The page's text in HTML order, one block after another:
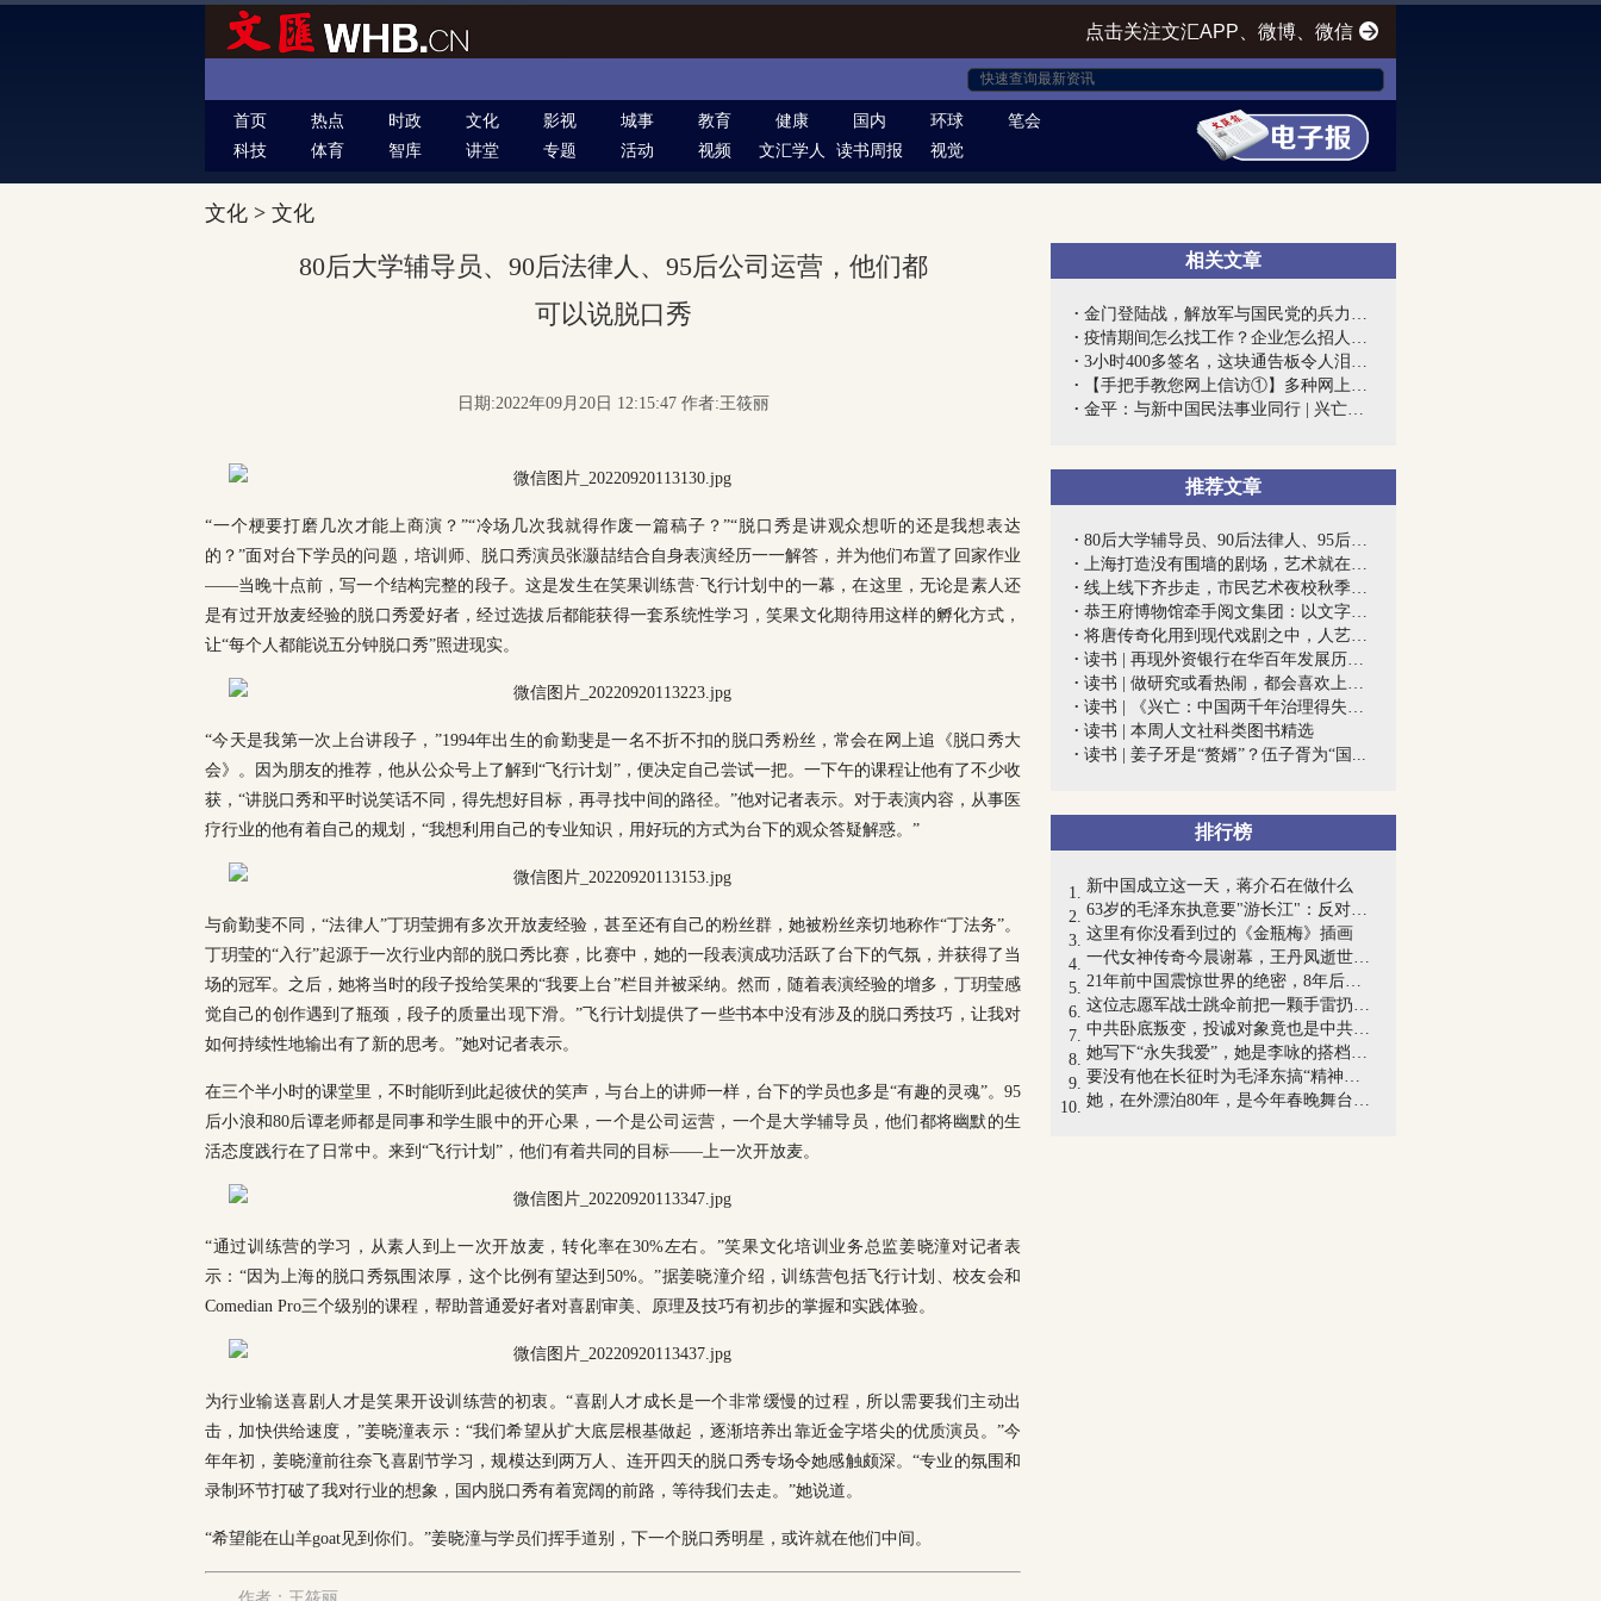
点击关注文汇APP、微博、微信
首页 热点 时政 文化 影视 城事 教育 健康 国内 环球
笔会
科技
体育 智库 讲堂 专题 活动 视频 文汇学人 读书周报 视觉
文化 > 文化
相关文章
金门登陆战，解放军与国民党的兵力对比
疫情期间怎么找工作？企业怎么招人？上海...
3小时400多签名，这块通告板令人泪目！上...
【手把手教您网上信访①】多种网上信访渠...
金平：与新中国民法事业同行 | 兴亡匹夫...
推荐文章
80后大学辅导员、90后法律人、95后公司运...
上海打造没有围墙的剧场，艺术就在近旁
线上线下齐步走，市民艺术夜校秋季班开课...
恭王府博物馆牵手阅文集团：以文字弘扬非...
将唐传奇化用到现代戏剧之中，人艺《我爱...
读书 | 再现外资银行在华百年发展历史场...
读书 | 做研究或看热闹，都会喜欢上它的...
读书 | 《兴亡：中国两千年治理得失》：...
读书 | 本周人文社科类图书精选
读书 | 姜子牙是“赘婿”？伍子胥为“国...
排行榜
新中国成立这一天，蒋介石在做什么
63岁的毛泽东执意要"游长江"：反对无效后...
这里有你没看到过的《金瓶梅》插画
一代女神传奇今晨谢幕，王丹凤逝世享年94岁
21年前中国震惊世界的绝密，8年后才露真...
这位志愿军战士跳伞前把一颗手雷扔进机舱...
中共卧底叛变，投诚对象竟也是中共卧底，...
她写下“永失我爱”，她是李咏的搭档、老...
要没有他在长征时为毛泽东搞“精神粮食”...
她，在外漂泊80年，是今年春晚舞台上最年...
80后大学辅导员、90后法律人、95后公司运营，他们都
可以说脱口秀
日期:2022年09月20日 12:15:47 作者:王筱丽
“一个梗要打磨几次才能上商演？”“冷场几次我就得作废一篇稿子？”“脱口秀是讲观众想听的还是我想表达
的？”面对台下学员的问题，培训师、脱口秀演员张灏喆结合自身表演经历一一解答，并为他们布置了回家作业
——当晚十点前，写一个结构完整的段子。这是发生在笑果训练营·飞行计划中的一幕，在这里，无论是素人还
是有过开放麦经验的脱口秀爱好者，经过选拔后都能获得一套系统性学习，笑果文化期待用这样的孵化方式，
让“每个人都能说五分钟脱口秀”照进现实。
“今天是我第一次上台讲段子，”1994年出生的俞勤斐是一名不折不扣的脱口秀粉丝，常会在网上追《脱口秀大
会》。因为朋友的推荐，他从公众号上了解到“飞行计划”，便决定自己尝试一把。一下午的课程让他有了不少收
获，“讲脱口秀和平时说笑话不同，得先想好目标，再寻找中间的路径。”他对记者表示。对于表演内容，从事医
疗行业的他有着自己的规划，“我想利用自己的专业知识，用好玩的方式为台下的观众答疑解惑。”
与俞勤斐不同，“法律人”丁玥莹拥有多次开放麦经验，甚至还有自己的粉丝群，她被粉丝亲切地称作“丁法务”。
丁玥莹的“入行”起源于一次行业内部的脱口秀比赛，比赛中，她的一段表演成功活跃了台下的气氛，并获得了当
场的冠军。之后，她将当时的段子投给笑果的“我要上台”栏目并被采纳。然而，随着表演经验的增多，丁玥莹感
觉自己的创作遇到了瓶颈，段子的质量出现下滑。”飞行计划提供了一些书本中没有涉及的脱口秀技巧，让我对
如何持续性地输出有了新的思考。”她对记者表示。
在三个半小时的课堂里，不时能听到此起彼伏的笑声，与台上的讲师一样，台下的学员也多是“有趣的灵魂”。95
后小浪和80后谭老师都是同事和学生眼中的开心果，一个是公司运营，一个是大学辅导员，他们都将幽默的生
活态度践行在了日常中。来到“飞行计划”，他们有着共同的目标——上一次开放麦。
“通过训练营的学习，从素人到上一次开放麦，转化率在30%左右。”笑果文化培训业务总监姜晓潼对记者表
示：“因为上海的脱口秀氛围浓厚，这个比例有望达到50%。”据姜晓潼介绍，训练营包括飞行计划、校友会和
Comedian Pro三个级别的课程，帮助普通爱好者对喜剧审美、原理及技巧有初步的掌握和实践体验。
为行业输送喜剧人才是笑果开设训练营的初衷。“喜剧人才成长是一个非常缓慢的过程，所以需要我们主动出
击，加快供给速度，”姜晓潼表示：“我们希望从扩大底层根基做起，逐渐培养出靠近金字塔尖的优质演员。”今
年年初，姜晓潼前往奈飞喜剧节学习，规模达到两万人、连开四天的脱口秀专场令她感触颇深。“专业的氛围和
录制环节打破了我对行业的想象，国内脱口秀有着宽阔的前路，等待我们去走。”她说道。
“希望能在山羊goat见到你们。”姜晓潼与学员们挥手道别，下一个脱口秀明星，或许就在他们中间。